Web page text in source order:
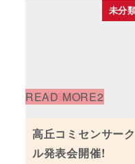
未分
高丘コミセンサーク
ル発表会開催!